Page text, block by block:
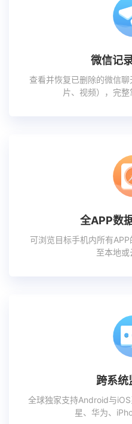
微信记
查看并恢复已删除的微信
片、视频），完整
全APP数
可浏览目标手机内所有
至本地或
跨系统
全球独家支持Android与
星、华为、